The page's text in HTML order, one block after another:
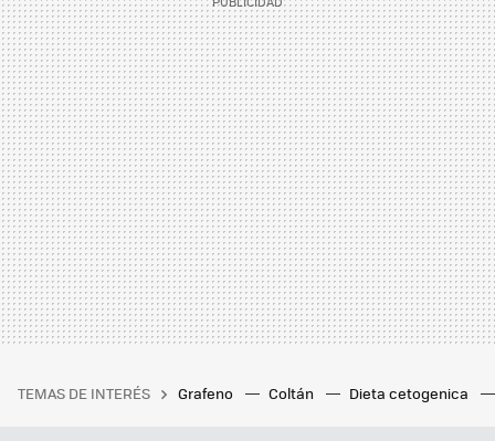
TEMAS DE INTERÉS Grafeno Coltán Dieta cetogenica